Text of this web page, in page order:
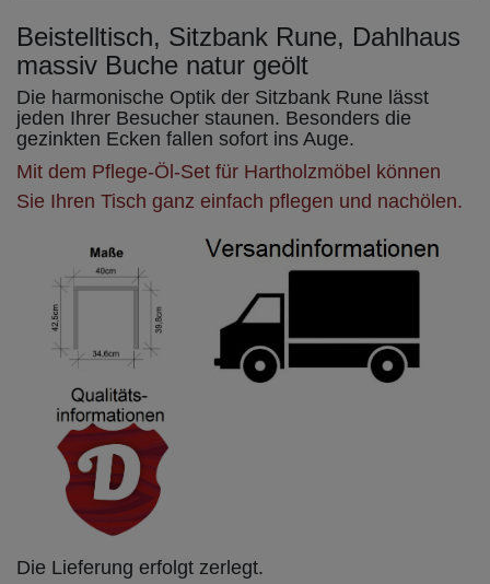
Beistelltisch, Sitzbank Rune, Dahlhaus
massiv Buche natur geölt
Die harmonische Optik der Sitzbank Rune lässt
jeden Ihrer Besucher staunen. Besonders die
gezinkten Ecken fallen sofort ins Auge.
Mit dem Pflege-Öl-Set für Hartholzmöbel können
Sie Ihren Tisch ganz einfach pflegen und nachölen.
Die Lieferung erfolgt zerlegt.